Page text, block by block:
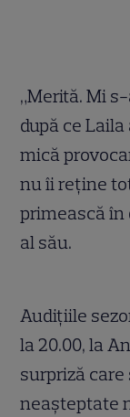
„Merită. Mi
după ce
mică
nu îi reține
primească
al său.
Audițiile
la 20.00, la
surpriză
neașteptate